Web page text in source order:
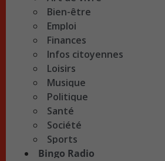
Bien-être
Emploi
Finances
Infos citoyennes
Loisirs
Musique
Politique
Santé
Société
Sports
Bingo Radio